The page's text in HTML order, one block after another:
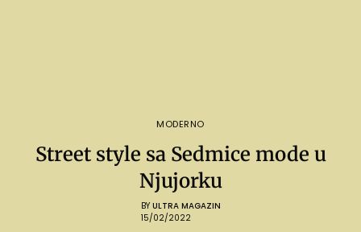
MODERNO
Street style sa Sedmice mode u
Njujorku
BY ULTRA MAGAZIN
15/02/2022